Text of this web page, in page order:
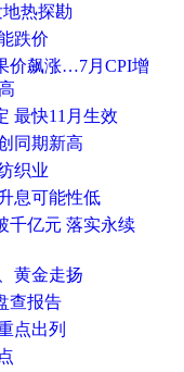
热探勘
跌价
价飙涨…7月CPI增
最快11月生效
同期新高
织业
息可能性低
千亿元 落实永续
黄金走扬
查报告
点出列